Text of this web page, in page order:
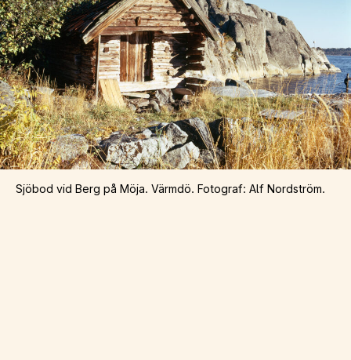
Sjöbod vid Berg på Möja. Värmdö. Fotograf: Alf Nordström.